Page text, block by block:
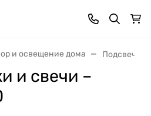
и освещение дома
и свечи –